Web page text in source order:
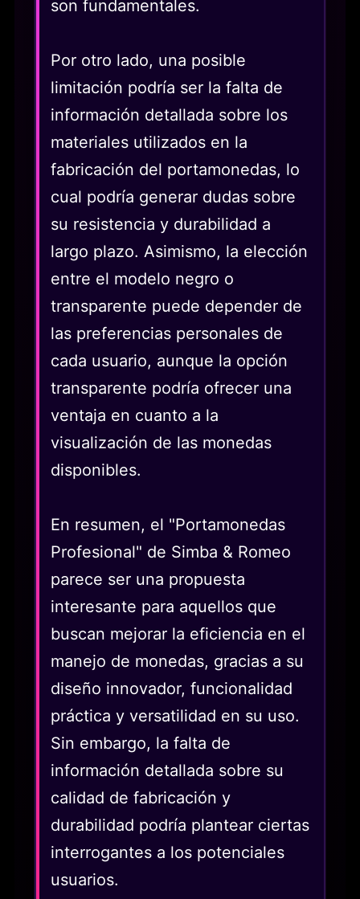
son fundamentales.
Por otro lado, una posible
limitación podría ser la falta de
información detallada sobre los
materiales utilizados en la
fabricación del portamonedas, lo
cual podría generar dudas sobre
su resistencia y durabilidad a
largo plazo. Asimismo, la elección
entre el modelo negro o
transparente puede depender de
las preferencias personales de
cada usuario, aunque la opción
transparente podría ofrecer una
ventaja en cuanto a la
visualización de las monedas
disponibles.
En resumen, el "Portamonedas
Profesional" de Simba & Romeo
parece ser una propuesta
interesante para aquellos que
buscan mejorar la eficiencia en el
manejo de monedas, gracias a su
diseño innovador, funcionalidad
práctica y versatilidad en su uso.
Sin embargo, la falta de
información detallada sobre su
calidad de fabricación y
durabilidad podría plantear ciertas
interrogantes a los potenciales
usuarios.